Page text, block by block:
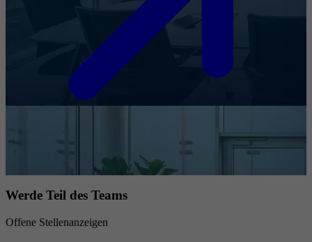
Werde Teil des Teams
Offene Stellenanzeigen